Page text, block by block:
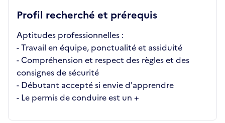
Profil recherché et prérequis
Aptitudes professionnelles :
- Travail en équipe, ponctualité et assiduité
- Compréhension et respect des règles et des
consignes de sécurité
- Débutant accepté si envie d'apprendre
- Le permis de conduire est un +